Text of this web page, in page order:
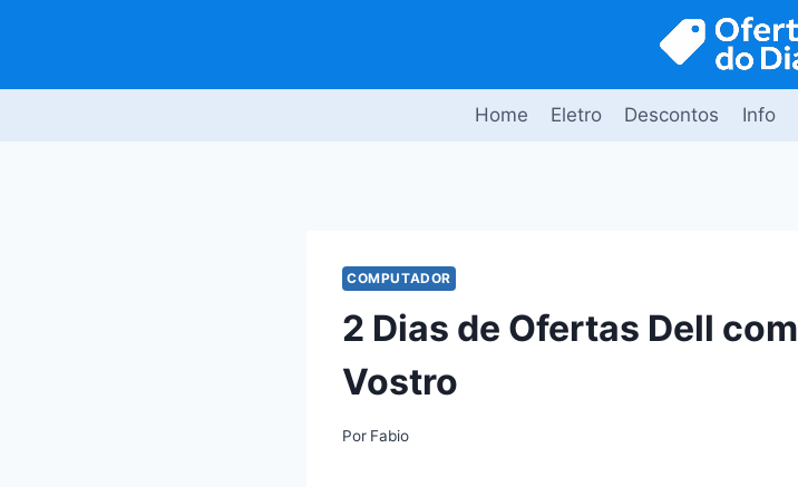
Home Eletro Descontos Info
COMPUTADOR
2 Dias de Ofertas Dell
Vostro
Por Fabio